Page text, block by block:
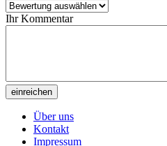
Ihr Kommentar
Über uns
Kontakt
Impressum